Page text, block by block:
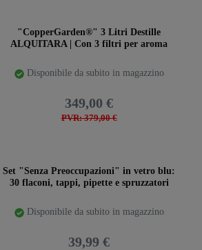
"CopperGarden®" 3 Litri Destille
ALQUITARA | Con 3 filtri per aroma
Disponibile da subito in magazzino
PVR: 379,00 €
349,00 €
Set "Senza Preoccupazioni" in vetro blu:
30 flaconi, tappi, pipette e spruzzatori
Disponibile da subito in magazzino
39,99 €